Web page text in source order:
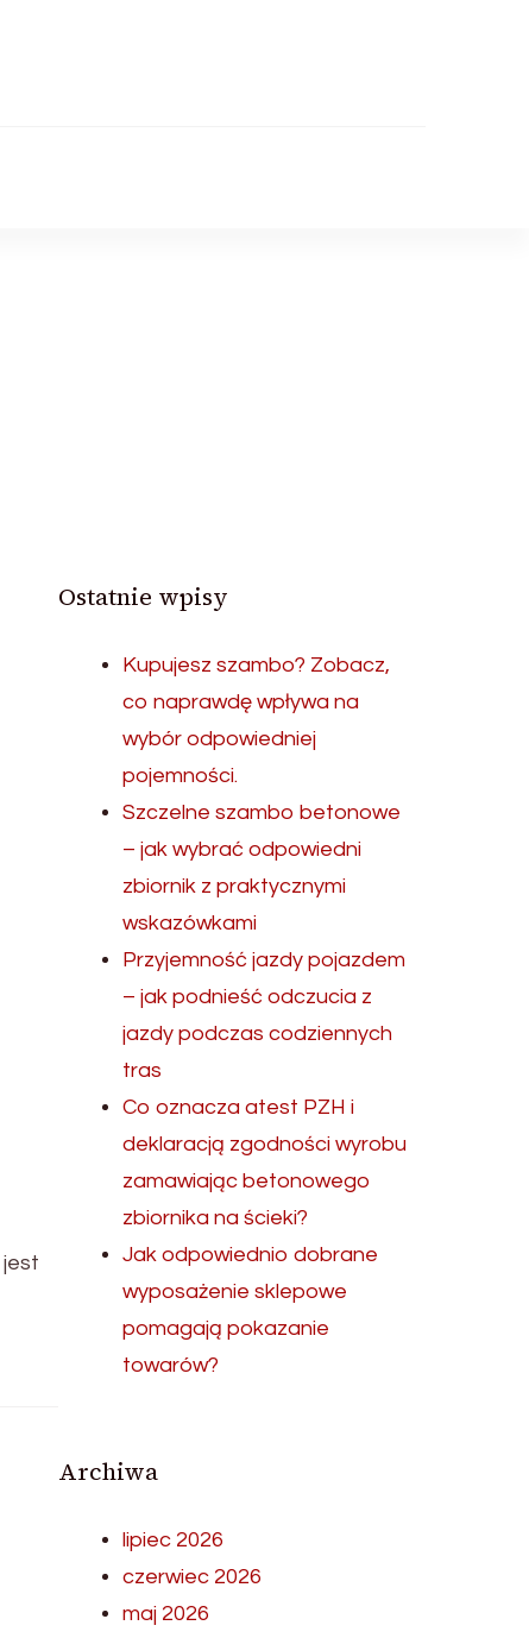
Ostatnie wpisy
Kupujesz szambo? Zobacz,
co naprawdę wpływa na
wybór odpowiedniej
pojemności.
Szczelne szambo betonowe
– jak wybrać odpowiedni
zbiornik z praktycznymi
wskazówkami
Przyjemność jazdy pojazdem
– jak podnieść odczucia z
jazdy podczas codziennych
tras
Co oznacza atest PZH i
deklaracją zgodności wyrobu
zamawiając betonowego
zbiornika na ścieki?
Jak odpowiednio dobrane
wyposażenie sklepowe
pomagają pokazanie
towarów?
Archiwa
lipiec 2026
czerwiec 2026
maj 2026